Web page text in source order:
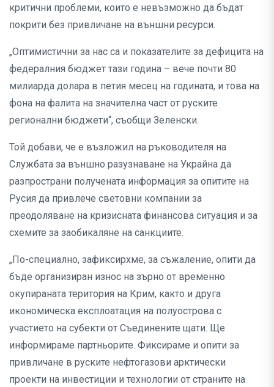
критични проблеми, които е невъзможно да бъдат
покрити без привличане на външни ресурси.
„Оптимистични за нас са и показателите за дефицита на
федералния бюджет тази година – вече почти 80
милиарда долара в петия месец на годината, и това на
фона на фалита на значителна част от руските
регионални бюджети“, съобщи Зеленски.
Той добави, че е възложил на ръководителя на
Службата за външно разузнаване на Украйна да
разпространи получената информация за опитите на
Русия да привлече световни компании за
преодоляване на кризисната финансова ситуация и за
схемите за заобикаляне на санкциите.
„По-специално, зафиксирхме, за съжаление, опити да
бъде организиран износ на зърно от временно
окупираната територия на Крим, както и друга
икономическа експлоатация на полуострова с
участието на субекти от Съединените щати. Ще
информираме партньорите. Фиксираме и опити за
привличане в руските нефтогазови арктически
проекти на инвестиции и технологии от страните на